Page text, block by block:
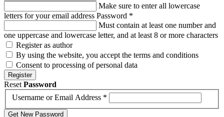
Make sure to enter all lowercase
letters for your email address Password *
Must contain at least one number and
one uppercase and lowercase letter, and at least 8 or more characters
Register as author
By using the website, you accept the terms and conditions
Consent to processing of personal data
Register
Reset Password
Username or Email Address *
Get New Password